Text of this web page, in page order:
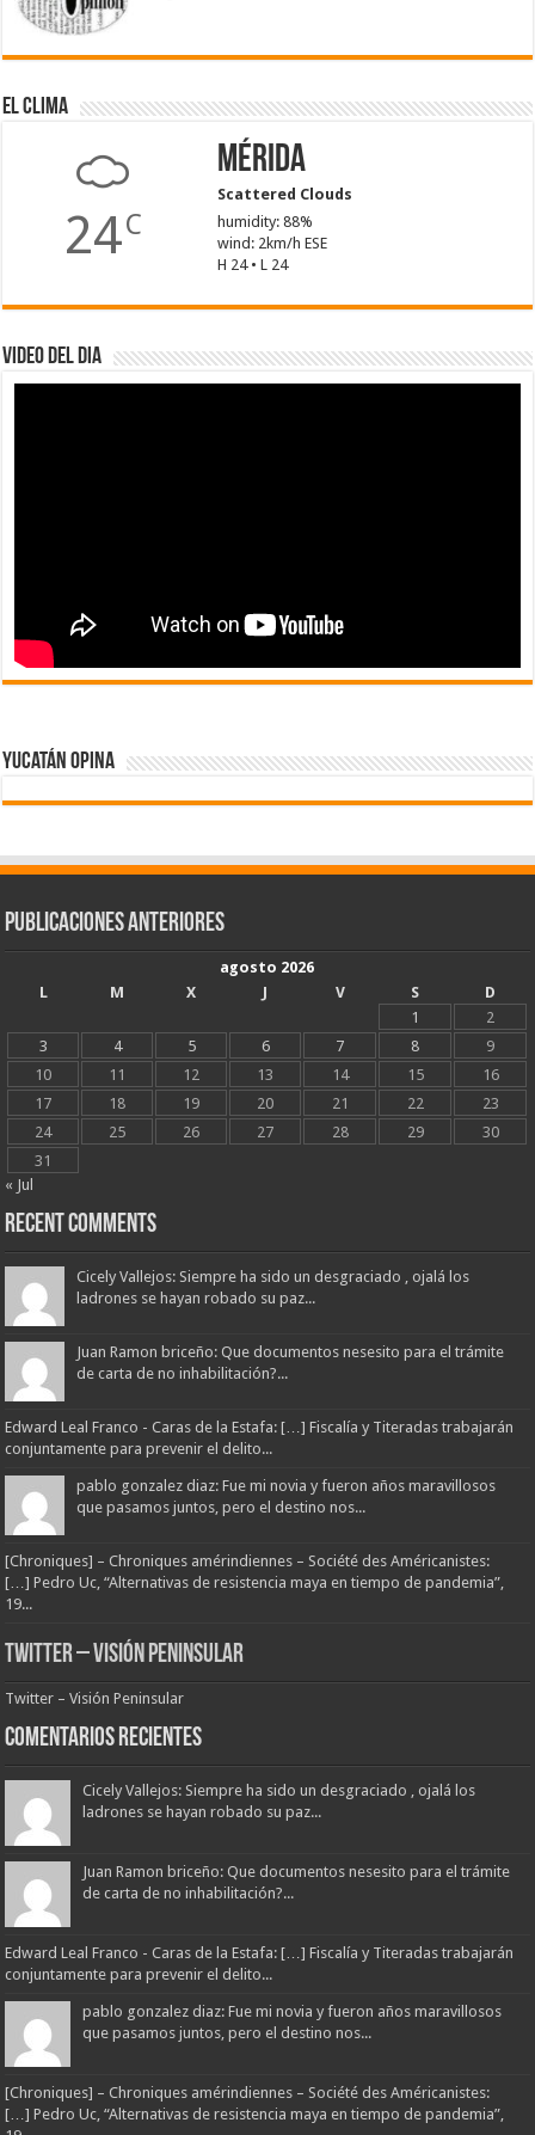
El Clima
24C
Mérida
Scattered Clouds
humidity: 88%
wind: 2km/h ESE
H 24 • L 24
Video del dia
Yucatán Opina
Publicaciones Anteriores
agosto 2026
L
M X J V S
D
1
2
3
4 5 6 7 8
9
10
11 12 13 14 15
16
17
18 19 20 21 22
23
24
25 26 27 28 29
30
31
« Jul
Recent Comments
Cicely Vallejos: Siempre ha sido un desgraciado , ojalá los
ladrones se hayan robado su paz...
Juan Ramon briceño: Que documentos nesesito para el trámite
de carta de no inhabilitación?...
Edward Leal Franco - Caras de la Estafa: […] Fiscalía y Titeradas trabajarán
conjuntamente para prevenir el delito...
pablo gonzalez diaz: Fue mi novia y fueron años maravillosos
que pasamos juntos, pero el destino nos...
[Chroniques] – Chroniques amérindiennes – Société des Américanistes:
[…] Pedro Uc, “Alternativas de resistencia maya en tiempo de pandemia”,
19...
Twitter – Visión Peninsular
Twitter – Visión Peninsular
Comentarios Recientes
Cicely Vallejos: Siempre ha sido un desgraciado , ojalá los
ladrones se hayan robado su paz...
Juan Ramon briceño: Que documentos nesesito para el trámite
de carta de no inhabilitación?...
Edward Leal Franco - Caras de la Estafa: […] Fiscalía y Titeradas trabajarán
conjuntamente para prevenir el delito...
pablo gonzalez diaz: Fue mi novia y fueron años maravillosos
que pasamos juntos, pero el destino nos...
[Chroniques] – Chroniques amérindiennes – Société des Américanistes:
[…] Pedro Uc, “Alternativas de resistencia maya en tiempo de pandemia”,